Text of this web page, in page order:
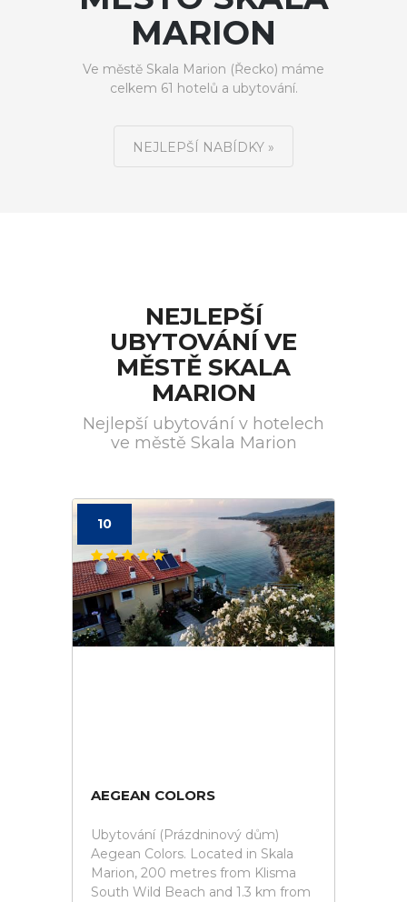
MARION
Ve městě Skala Marion (Řecko) máme
celkem 61 hotelů a ubytování.
NEJLEPŠÍ NABÍDKY »
NEJLEPŠÍ
UBYTOVÁNÍ VE
MĚSTĚ SKALA
MARION
Nejlepší ubytování v hotelech
ve městě Skala Marion
10
AEGEAN COLORS
Ubytování (Prázdninový dům)
Aegean Colors. Located in Skala
Marion, 200 metres from Klisma
South Wild Beach and 1.3 km from